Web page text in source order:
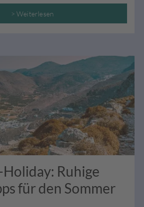
> Weiterlesen
Ruhige
für den Sommer